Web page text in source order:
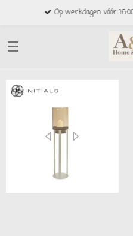
de
hoofdinhoud
Op werkdagen vóór